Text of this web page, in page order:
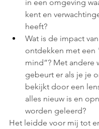
in een omgeving
kent en
heeft?
Wat is de impact
ontdekken met een
mind”? Met andere
gebeurt er als je je
bekijkt door een
alles nieuw is en
worden geleerd?
Het leidde voor mij tot